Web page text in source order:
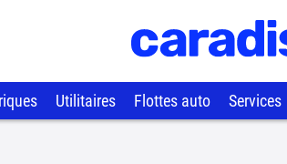
Utilitaires Flottes auto Services